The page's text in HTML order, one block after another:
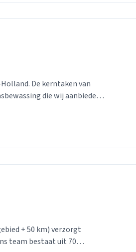
De kerntaken van
die wij aanbieden
+ 50 km) verzorgt
team bestaat uit 70